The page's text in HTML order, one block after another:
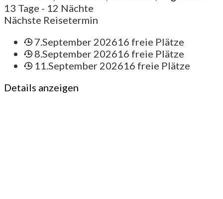
13 Tage - 12 Nächte
Nächste Reisetermin
7.September 202616 freie Plätze
8.September 202616 freie Plätze
11.September 202616 freie Plätze
Details anzeigen